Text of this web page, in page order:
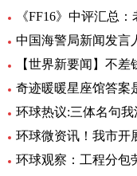
奇迹暖暖星座馆答案
环球热议:三体名句
环球观察：工程分包